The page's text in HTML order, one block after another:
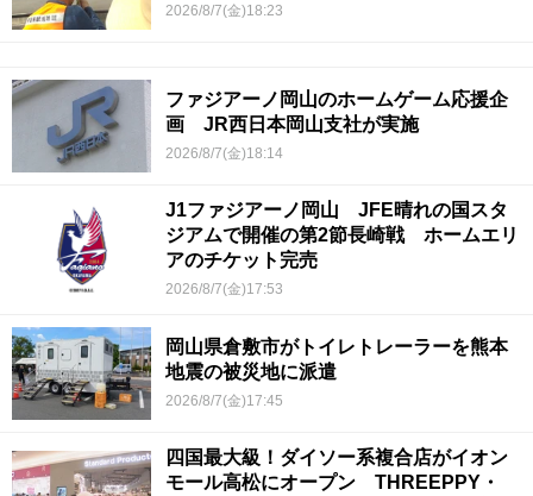
2026/8/7(金)18:23
ファジアーノ岡山のホームゲーム応援企
画 JR西日本岡山支社が実施
2026/8/7(金)18:14
J1ファジアーノ岡山 JFE晴れの国スタ
ジアムで開催の第2節長崎戦 ホームエリ
アのチケット完売
2026/8/7(金)17:53
岡山県倉敷市がトイレトレーラーを熊本
地震の被災地に派遣
2026/8/7(金)17:45
四国最大級！ダイソー系複合店がイオン
モール高松にオープン THREEPPY・